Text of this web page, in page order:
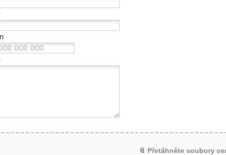
📎 Přetáhněte soubory